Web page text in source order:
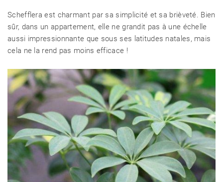
Schefflera est charmant par sa simplicité et sa brièveté. Bien
sûr, dans un appartement, elle ne grandit pas à une échelle
aussi impressionnante que sous ses latitudes natales, mais
cela ne la rend pas moins efficace !